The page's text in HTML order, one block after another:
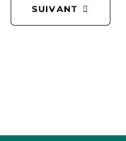
SUIVANT